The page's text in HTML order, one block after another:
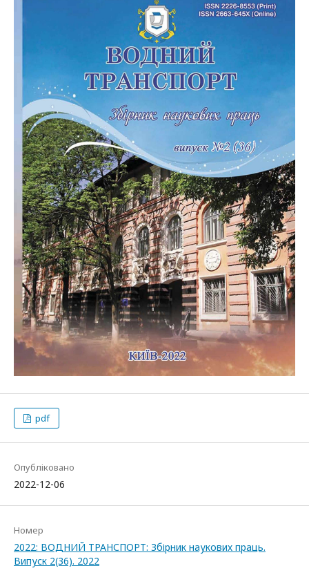
pdf
Опубліковано
2022-12-06
Номер
2022: ВОДНИЙ ТРАНСПОРТ: Збірник наукових праць.
Випуск 2(36). 2022